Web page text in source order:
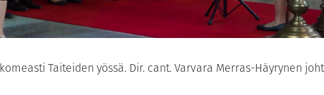
Taiteiden yössä. Dir. cant. Varvara Merras-Häyrynen